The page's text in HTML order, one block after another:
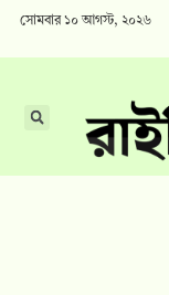
সোমবার ১০ আগস্ট, ২০২৬